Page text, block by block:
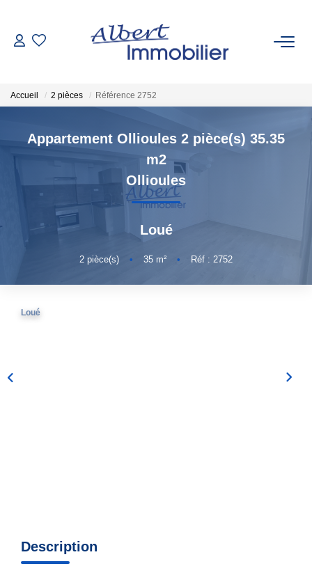
ESTIMATION
GESTION LOCATIVE
AGENCES
Accueil 2 pièces Référence 2752
Appartement Ollioules 2 pièce(s) 35.35
m2
Ollioules
Loué
2 pièce(s) • 35 m² • Réf : 2752
Loué
Description